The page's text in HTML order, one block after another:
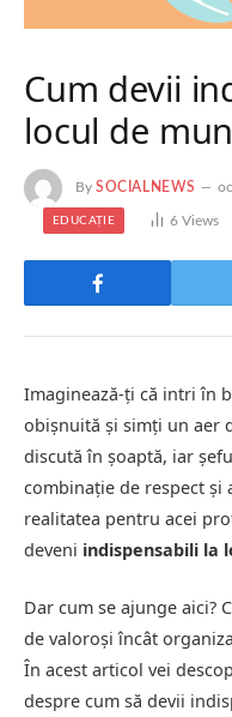
Cum devii
locul de
By SOCIALNEWS
EDUCAȚIE 6Views
Imaginează-ți că intri în
obișnuită și simți un aer
discută în șoaptă, iar
combinație de respect și
realitatea pentru acei
deveni indispensabili la
Dar cum se ajunge aici?
de valoroși încât
În acest articol vei
despre cum să devii